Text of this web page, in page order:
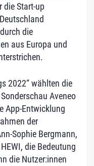
die Start-up
die
aus Europa und
2022“ wählten die
Aveneo
App-Entwicklung
der
Sophie Bergmann,
die Bedeutung
die Nutzer:innen